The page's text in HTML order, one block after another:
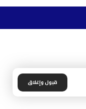
قبول وإغلاق